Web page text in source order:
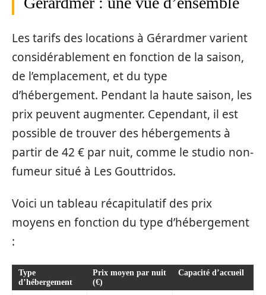
Les tarifs des locations à Gérardmer varient
considérablement en fonction de la saison,
de l’emplacement, et du type
d’hébergement. Pendant la haute saison, les
prix peuvent augmenter. Cependant, il est
possible de trouver des hébergements à
partir de 42 € par nuit, comme le studio non-
fumeur situé à Les Gouttridos.
Voici un tableau récapitulatif des prix
moyens en fonction du type d’hébergement
:
Type
d’hébergement
Prix moyen par nuit
(€)
Capacité d’accueil